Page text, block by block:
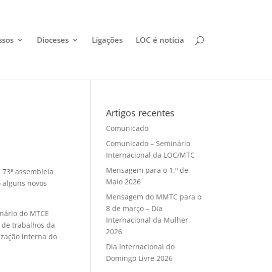
Dioceses Ligações LOC é notícia
assembleia
novos
do MTCE
trabalhos da
interna do
Artigos recentes
Comunicado
Comunicado – Seminário
Internacional da LOC/MTC
Mensagem para o 1.º de
Maio 2026
Mensagem do MMTC para o
8 de março – Dia
Internacional da Mulher
2026
Dia Internacional do
Domingo Livre 2026